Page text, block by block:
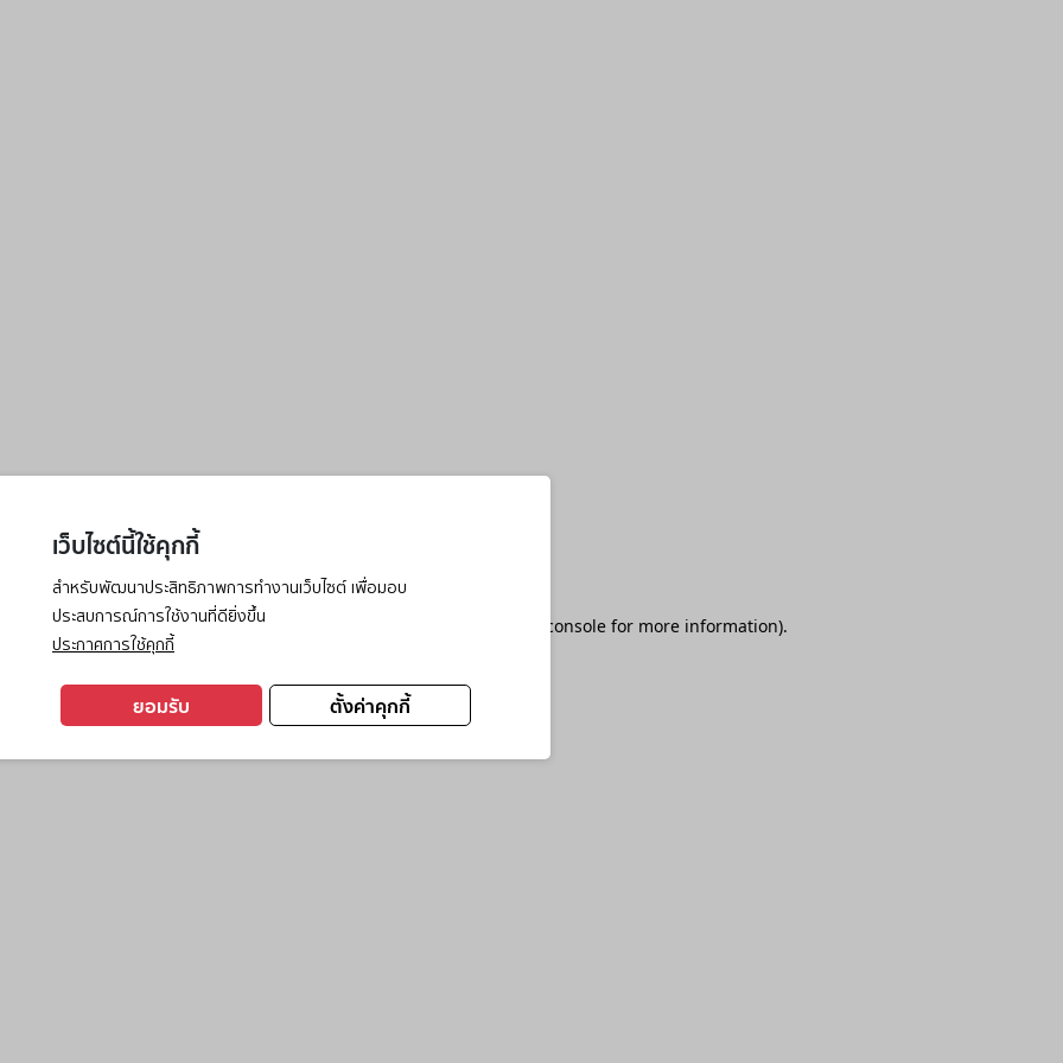
เว็บไซต์นี้ใช้คุกกี้
สำหรับพัฒนาประสิทธิภาพการทำงานเว็บไซต์ เพื่อมอบ
ประสบการณ์การใช้งานที่ดียิ่งขึ้น
ประกาศการใช้คุกกี้
ตั้งค่าคุกกี้
ยอมรับ
has occurred while loading browser console for more information).